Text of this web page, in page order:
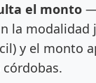
el monto
la modalidad
y el monto